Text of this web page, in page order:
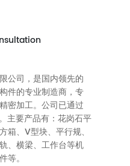
公司，是国内领先的
件的专业制造商，专
密加工。公司已通过
主要产品有：花岗石平
箱、V型块、平行规、
、横梁、工作台等机
等。